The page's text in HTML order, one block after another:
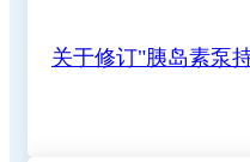
关于修订"胰岛素泵
关于新增干眼熏蒸